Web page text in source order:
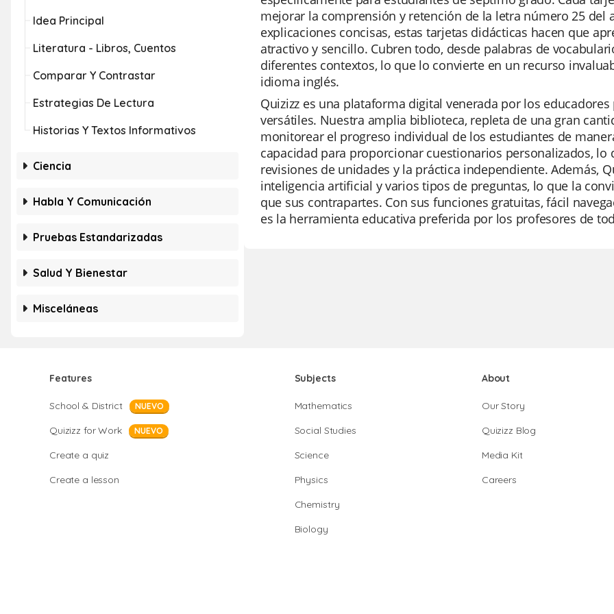
Idea Principal
Literatura - Libros, Cuentos
Comparar Y Contrastar
Estrategias De Lectura
Historias Y Textos Informativos
Ciencia
Habla Y Comunicación
Pruebas Estandarizadas
Salud Y Bienestar
Misceláneas
mejorar la comprensión y retención de la letra número 25 del
explicaciones concisas, estas tarjetas didácticas hacen que
atractivo y sencillo. Cubren todo, desde palabras de
diferentes contextos, lo que lo convierte en un recurso
idioma inglés.
Quizizz es una plataforma digital venerada por los
versátiles. Nuestra amplia biblioteca, repleta de una gran
monitorear el progreso individual de los estudiantes de
capacidad para proporcionar cuestionarios personalizados,
revisiones de unidades y la práctica independiente. Además,
inteligencia artificial y varios tipos de preguntas, lo que la
que sus contrapartes. Con sus funciones gratuitas, fácil
es la herramienta educativa preferida por los profesores de
Features
School & District NUEVO
Quizizz for Work NUEVO
Create a quiz
Create a lesson
Subjects
Mathematics
Social Studies
Science
Physics
Chemistry
Biology
About
Our Story
Quizizz Blog
Media Kit
Careers